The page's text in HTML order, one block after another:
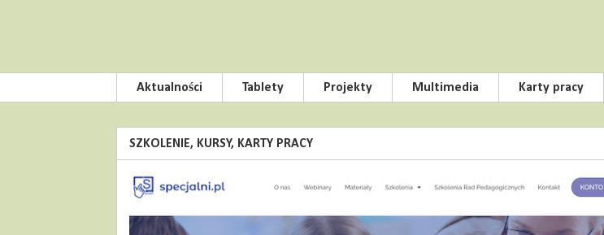
Aktualności Tablety Projekty Multimedia Karty pracy
SZKOLENIE, KURSY, KARTY PRACY